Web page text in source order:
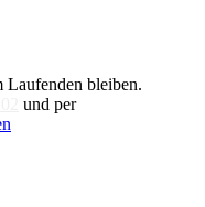
Laufenden bleiben.
und per